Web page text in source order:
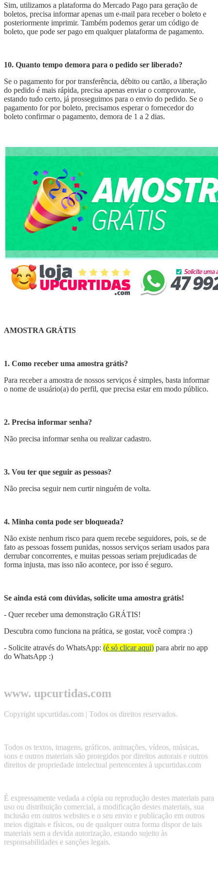
Sim, utilizamos a plataforma do Mercado Pago para geração de
boletos, precisa informar apenas um e-mail para receber o boleto e
posteriormente imprimir. Também podemos gerar um código de
boleto, que pode ser pago em qualquer plataforma de pagamento.
10. Quanto tempo demora para o pedido ser liberado?
Se o pagamento for por transferência, débito ou cartão, a liberação
do pedido é mais rápida, precisa apenas enviar o comprovante,
estando tudo certo, já prosseguimos para o envio do pedido. Se o
pagamento for por boleto, precisamos esperar o fornecedor do
boleto confirmar o pagamento, demora de 1 a 2 dias.
AMOSTRA GRÁTIS
1. Como receber uma amostra grátis?
Para receber a amostra de nossos serviços é simples, basta informar
o nome de usuário(a) do perfil, que precisa estar em modo público.
2. Precisa informar senha?
Não precisa informar senha ou realizar cadastro.
3. Vou ter que seguir as pessoas?
Não precisa seguir nem curtir ninguém de volta.
4. Minha conta pode ser bloqueada?
Não existe nenhum risco para quem recebe seguidores, pois, se de
fato as pessoas fossem punidas, nossos serviços seriam usados para
derrubar concorrentes, e muitas pessoas seriam prejudicadas de
forma injusta, mas isso não acontece, por isso é seguro.
Se ainda está com dúvidas, solicite uma amostra grátis!
- Quer receber uma demonstração GRÁTIS!
Descubra como funciona na prática, se gostar, você compra :)
- Solicite através do WhatsApp: (é só clicar aqui) para abrir no app
do WhatsApp :)
www. upcurtidas.com
Copyright upcurtidas.com | Todos os direitos reservados.
Todos os textos, imagens, gráficos, animações, vídeos, músicas,
sons e outros materiais são protegidos por direitos autorais e outros
direitos de propriedade intelectual pertencentes à upcurtidas.com
É expressamente vedada a cópia ou reprodução destes materiais para
uso ou distribuição comercial, a modificação destes materiais, sua
inclusão em outros websites e o seu envio e publicação em outros
meios digitais e físicos, ou de qualquer outra forma dispor de tais
materiais sem a devida autorização, estando sujeito às
responsabilidades e sanções legais.